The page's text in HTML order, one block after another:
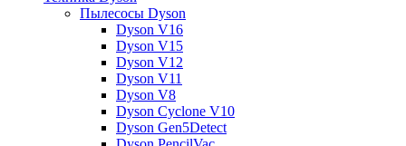
Пылесосы Dyson
Dyson V16
Dyson V15
Dyson V12
Dyson V11
Dyson V8
Dyson Cyclone V10
Dyson Gen5Detect